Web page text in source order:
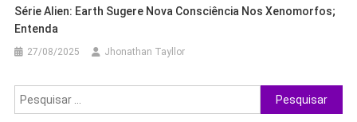
Série Alien: Earth Sugere Nova Consciência Nos Xenomorfos;
Entenda
27/08/2025 Jhonathan Tayllor
Pesquisar
por: